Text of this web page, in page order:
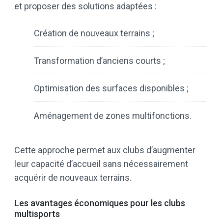
et proposer des solutions adaptées :
Création de nouveaux terrains ;
Transformation d’anciens courts ;
Optimisation des surfaces disponibles ;
Aménagement de zones multifonctions.
Cette approche permet aux clubs d’augmenter
leur capacité d’accueil sans nécessairement
acquérir de nouveaux terrains.
Les avantages économiques pour les clubs
multisports